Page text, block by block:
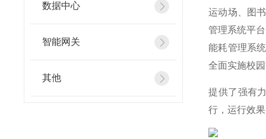
数据中心
智能网关
其他
运动场、图
管理系统平
能耗管理系
全面实施校
提供了强有
行，运行效